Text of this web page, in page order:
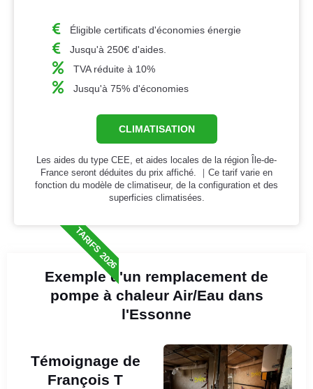
Éligible certificats d'économies énergie
Jusqu'à 250€ d'aides.
TVA réduite à 10%
Jusqu'à 75% d'économies
CLIMATISATION
Les aides du type CEE, et aides locales de la région Île-de-
France seront déduites du prix affiché. ｜Ce tarif varie en
fonction du modèle de climatiseur, de la configuration et des
superficies climatisées.
TARIFS 2026
Exemple d'un remplacement de
pompe à chaleur Air/Eau dans
l'Essonne
Témoignage de
François T